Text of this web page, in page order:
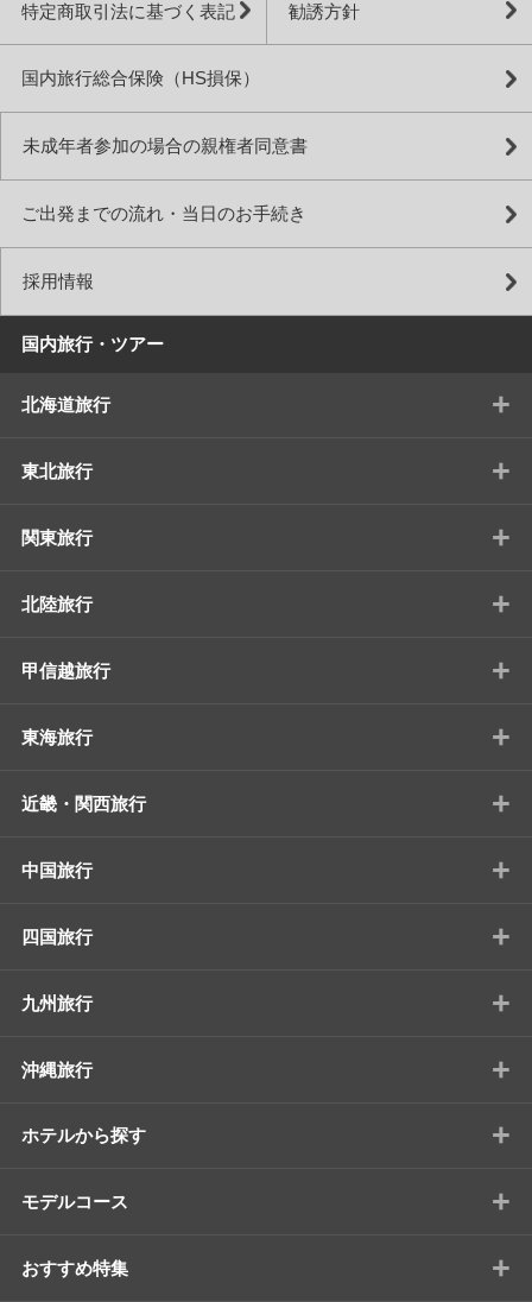
特定商取引法に基づく表記 勧誘方針
国内旅行総合保険（HS損保）
未成年者参加の場合の親権者同意書
ご出発までの流れ・当日のお手続き
採用情報
国内旅行・ツアー
北海道旅行 +
東北旅行 +
関東旅行 +
北陸旅行 +
甲信越旅行 +
東海旅行 +
近畿・関西旅行 +
中国旅行 +
四国旅行 +
九州旅行 +
沖縄旅行 +
ホテルから探す +
モデルコース +
おすすめ特集 +